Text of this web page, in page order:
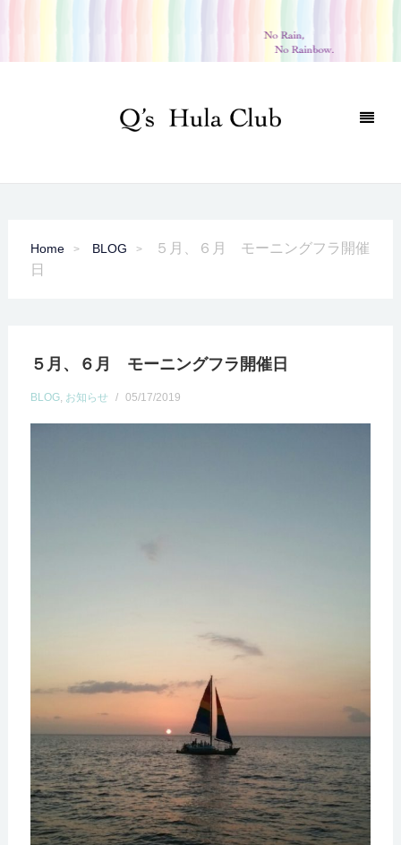
Home BLOG
５月、６月 モーニングフラ開催
日
５月、６月 モーニングフラ開催日
BLOG, お知らせ / 05/17/2019